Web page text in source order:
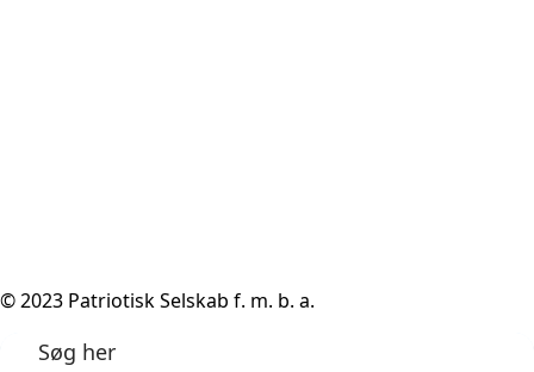
© 2023 Patriotisk Selskab f. m. b. a.